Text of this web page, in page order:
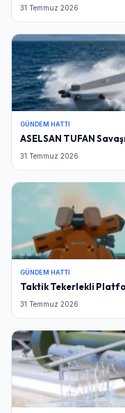
31 Temmuz 2026
GÜNDEM HATTI
ASELSAN TUFAN
31 Temmuz 2026
GÜNDEM HATTI
Taktik Tekerlekli
31 Temmuz 2026